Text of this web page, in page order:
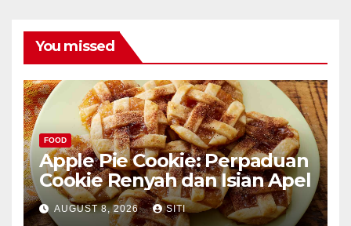
You missed
FOOD
Apple Pie Cookie: Perpaduan
Cookie Renyah dan Isian Apel
AUGUST 8, 2026 SITI